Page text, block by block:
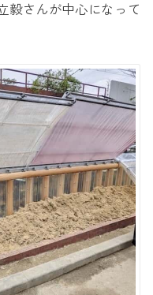
毅さんが中心になって